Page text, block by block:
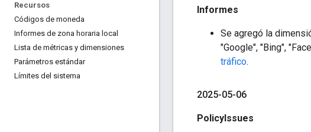
Recursos
Códigos de moneda
Informes de zona horaria local
Lista de métricas y dimensiones
Parámetros estándar
Límites del sistema
Informes
Se agregó la
"Google", "Bing",
tráfico.
2025-05-06
PolicyIssues